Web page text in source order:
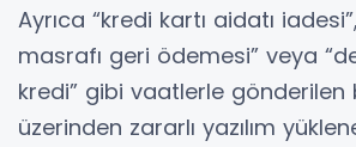
Ayrıca “kredi kartı aidatı
masrafı geri ödemesi” veya
kredi” gibi vaatlerle gönderilen
üzerinden zararlı yazılım